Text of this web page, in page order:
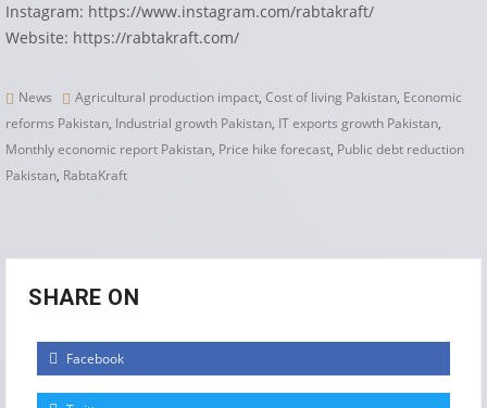
Instagram: https://www.instagram.com/rabtakraft/
Website: https://rabtakraft.com/
News Agricultural production impact, Cost of living Pakistan, Economic
reforms Pakistan, Industrial growth Pakistan, IT exports growth Pakistan,
Monthly economic report Pakistan, Price hike forecast, Public debt reduction
Pakistan, RabtaKraft
SHARE ON
Facebook